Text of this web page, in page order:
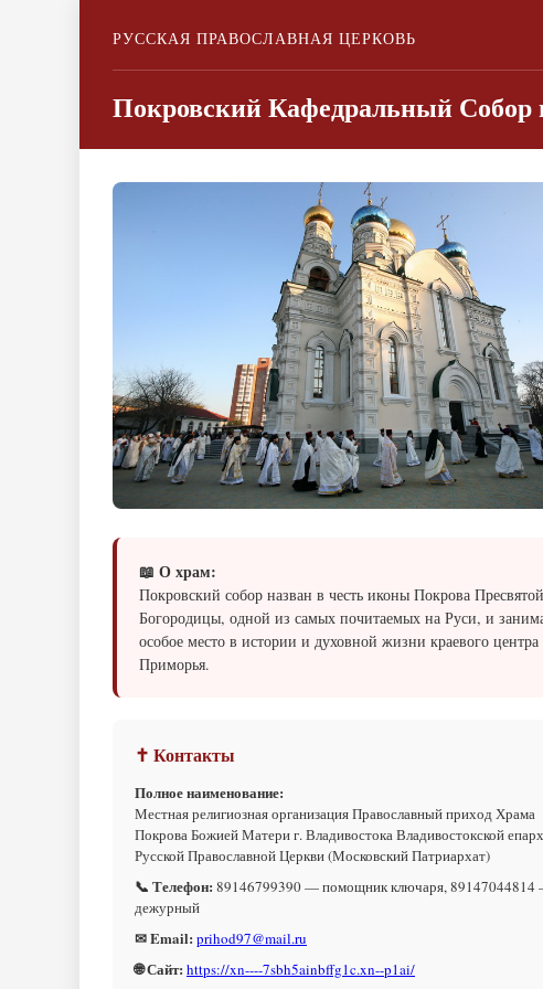
РУССКАЯ ПРАВОСЛАВНАЯ ЦЕРКОВЬ
Покровский Кафедральный Собор
📖 О храм:
Покровский собор назван в честь иконы Покрова Пресвятой
Богородицы, одной из самых почитаемых на Руси, и
особое место в истории и духовной жизни краевого центра
Приморья.
✝ Контакты
Полное наименование:
Местная религиозная организация Православный приход Храма
Покрова Божией Матери г. Владивостока Владивостокской
Русской Православной Церкви (Московский Патриархат)
📞 Телефон: 89146799390 — помощник ключаря,
дежурный
✉ Email: prihod97@mail.ru
🌐 Сайт: https://xn----7sbh5ainbffg1c.xn--p1ai/